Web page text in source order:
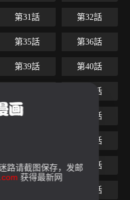
第31話 第32話
第35話 第36話
第39話 第40話
第44話
第47話 第48話
第52話
第55話 第56話
第60話
路请截图保存，发邮
获得最新网